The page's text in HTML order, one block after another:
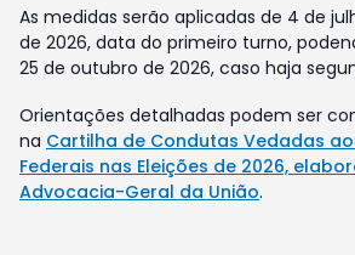
As medidas serão aplicadas de 4 de
de 2026, data do primeiro turno,
25 de outubro de 2026, caso haja
Orientações detalhadas podem ser
na Cartilha de Condutas Vedadas
Federais nas Eleições de 2026,
Advocacia-Geral da União.